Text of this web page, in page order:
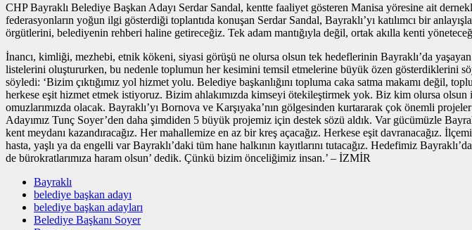
CHP Bayraklı Belediye Başkan Adayı Serdar Sandal, kentte faaliyet gösteren Manisa yöresine ait
federasyonların yoğun ilgi gösterdiği toplantıda konuşan Serdar Sandal, Bayraklı’yı katılımcı bir
örgütlerini, belediyenin rehberi haline getireceğiz. Tek adam mantığıyla değil, ortak akılla kenti
İnancı, kimliği, mezhebi, etnik kökeni, siyasi görüşü ne olursa olsun tek hedeflerinin Bayraklı’da
listelerini oluştururken, bu nedenle toplumun her kesimini temsil etmelerine büyük özen gösterdiklerini
söyledi: ‘Bizim çıktığımız yol hizmet yolu. Belediye başkanlığını topluma caka satma makamı değil,
herkese eşit hizmet etmek istiyoruz. Bizim ahlakımızda kimseyi ötekileştirmek yok. Biz kim olursa
omuzlarımızda olacak. Bayraklı’yı Bornova ve Karşıyaka’nın gölgesinden kurtararak çok önemli
Adayımız Tunç Soyer’den daha şimdiden 5 büyük projemiz için destek sözü aldık. Var gücümüzle
kent meydanı kazandıracağız. Her mahallemize en az bir kreş açacağız. Herkese eşit davranacağız.
hasta, yaşlı ya da engelli var Bayraklı’daki tüm hane halkının kayıtlarını tutacağız. Hedefimiz
de bürokratlarımıza haram olsun’ dedik. Çünkü bizim önceliğimiz insan.’ – İZMİR
Bayraklı
belediye başkan adayı
belediye başkan adayları
Belediye Başkanı Soyer